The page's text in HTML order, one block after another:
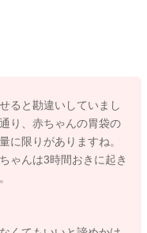
めているということな
で良いかと思います。
乳からの恩恵を大いに
と思いますよ。
ると勘違いしていまし
り、赤ちゃんの胃袋の
に限りがありますね。
ゃんは3時間おきに起き